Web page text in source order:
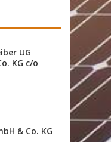
UG
KG c/o
& Co. KG